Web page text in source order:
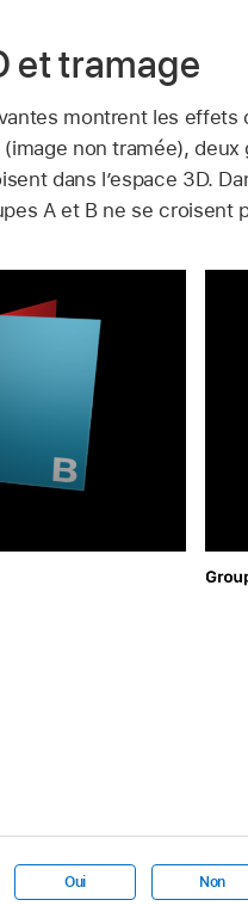
et tramage
montrent les
(image non tramée),
dans l’espace 3D.
A et B ne se croisent
Oui Non